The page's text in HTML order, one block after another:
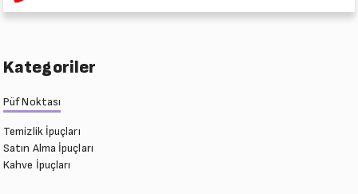
Kategoriler
Püf Noktası
Temizlik İpuçları
Satın Alma İpuçları
Kahve İpuçları